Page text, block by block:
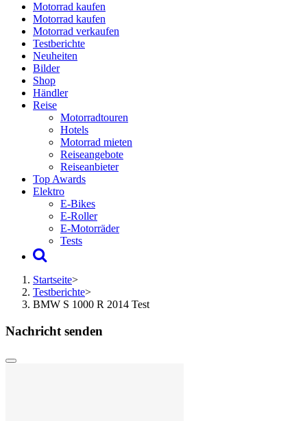
Motorrad kaufen
Motorrad kaufen
Motorrad verkaufen
Testberichte
Neuheiten
Bilder
Shop
Händler
Reise
Motorradtouren
Hotels
Motorrad mieten
Reiseangebote
Reiseanbieter
Top Awards
Elektro
E-Bikes
E-Roller
E-Motorräder
Tests
Startseite>
Testberichte>
BMW S 1000 R 2014 Test
Nachricht senden